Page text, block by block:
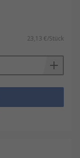
23,13 €/Stück